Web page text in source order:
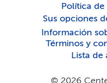
Política
Sus opciones
Información
Términos y
Lista de
© 2026